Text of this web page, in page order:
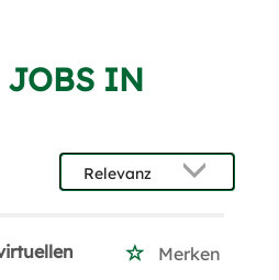
JOBS IN
Merken